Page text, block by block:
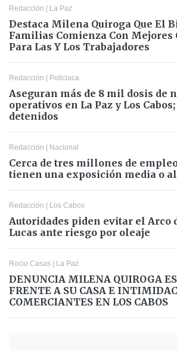
Redacción | La Paz
Destaca Milena Quiroga Que El
Familias Comienza Con Mejores
Para Las Y Los Trabajadores
Redacción | Policiaca
Aseguran más de 8 mil dosis de
operativos en La Paz y Los
detenidos
Redacción | Nacional
Cerca de tres millones de
tienen una exposición media o
Redacción | Los Cabos
Autoridades piden evitar el Arco
Lucas ante riesgo por oleaje
Rocio Casas | La Paz
DENUNCIA MILENA QUIROGA
FRENTE A SU CASA E
COMERCIANTES EN LOS CABOS